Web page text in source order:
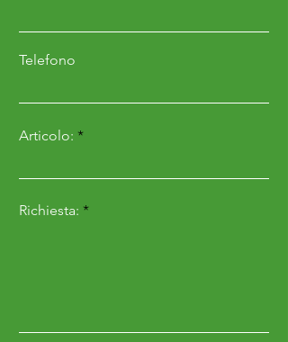
Telefono
Articolo:
Richiesta: